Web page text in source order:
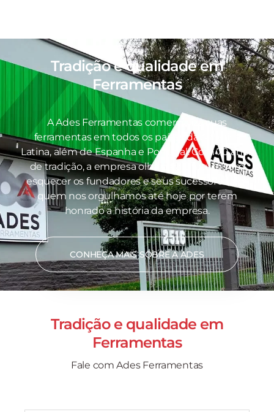
Tradição e qualidade em
Ferramentas
A Ades Ferramentas comercializa suas
ferramentas em todos os países da América
Latina, além de Espanha e Portugal. Com 70 anos
de tradição, a empresa olha para o futuro sem
esquecer os fundadores e seus sucessores, por
quem nos orgulhamos até hoje por terem
honrado a história da empresa.
CONHEÇA MAIS SOBRE A ADES
Tradição e qualidade em
Ferramentas
Fale com Ades Ferramentas